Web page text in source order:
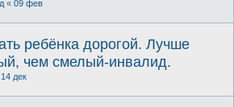
« 09 фев
ребёнка дорогой. Лучше
чем смелый-инвалид.
14 дек